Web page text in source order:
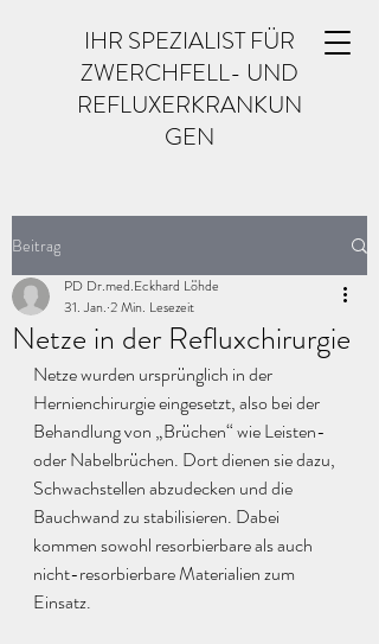
IHR SPEZIALIST FÜR
ZWERCHFELL- UND
REFLUXERKRANKUN
GEN
Beitrag
Netze in der Refluxchirurgie
PD Dr.med.Eckhard Löhde
31. Jan. 2 Min. Lesezeit
Netze wurden ursprünglich in der
Hernienchirurgie eingesetzt, also bei der
Behandlung von „Brüchen“ wie Leisten-
oder Nabelbrüchen. Dort dienen sie dazu,
Schwachstellen abzudecken und die
Bauchwand zu stabilisieren. Dabei
kommen sowohl resorbierbare als auch
nicht-resorbierbare Materialien zum
Einsatz.